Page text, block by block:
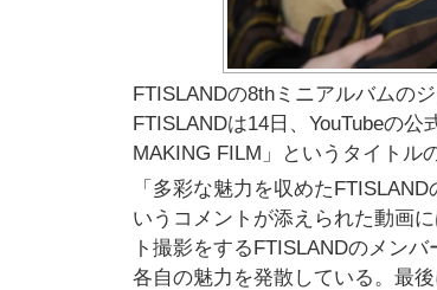
FTISLANDの8thミニアルバムの
FTISLANDは14日、YouTubeの
MAKING FILM」というタイトル
「多彩な魅力を収めた
いうコメントが添えられた動画
ト撮影をするFTISLANDのメン
各自の魅力を発散している。最